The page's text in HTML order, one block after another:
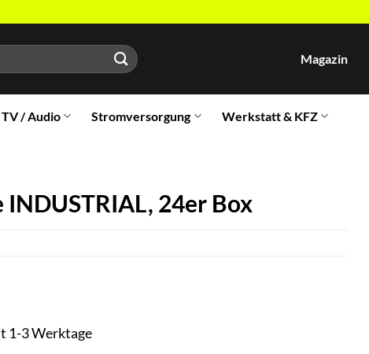
Magazin
TV / Audio Stromversorgung Werkstatt & KFZ
24er Box
1-3 Werktage